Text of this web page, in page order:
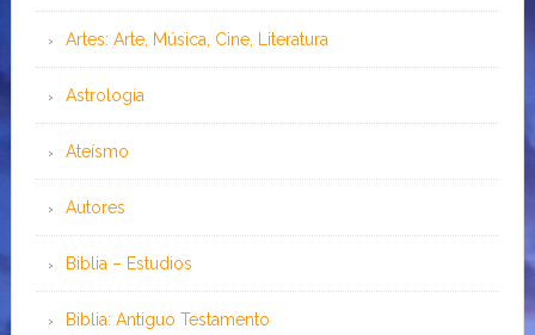
Artes: Arte, Música, Cine, Literatura
Astrología
Ateísmo
Autores
Biblia – Estudios
Biblia: Antiguo Testamento